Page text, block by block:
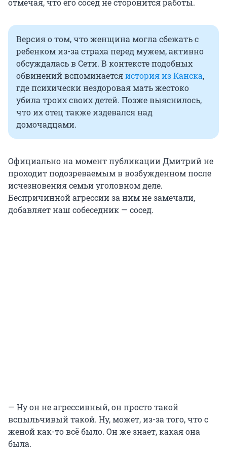
отмечая, что его сосед не сторонится работы.
Версия о том, что женщина могла сбежать с
ребенком из-за страха перед мужем, активно
обсуждалась в Сети. В контексте подобных
обвинений вспоминаетсяистория из Канска,
где психически нездоровая мать жестоко
убила троих своих детей. Позже выяснилось,
что их отец также издевался над
домочадцами.
Официально на момент публикации Дмитрий не
проходит подозреваемым в возбужденном после
исчезновения семьи уголовном деле.
Беспричинной агрессии за ним не замечали,
добавляет наш собеседник — сосед.
— Ну он не агрессивный, он просто такой
вспыльчивый такой. Ну, может, из-за того, что с
женой как-то всё было. Он же знает, какая она
была.